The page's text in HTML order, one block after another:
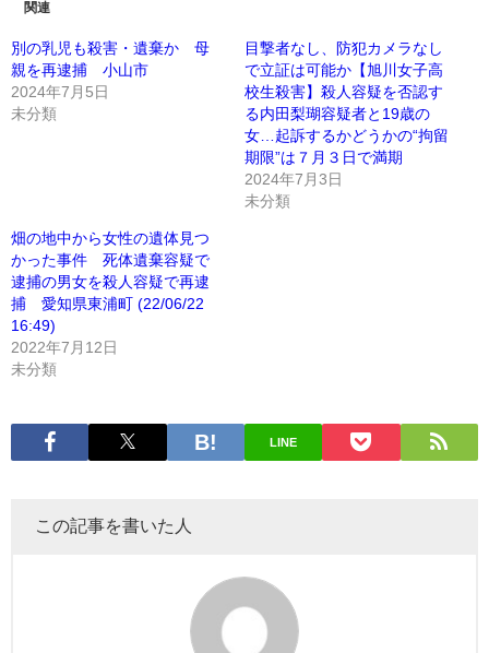
関連
別の乳児も殺害・遺棄か 母
親を再逮捕 小山市
2024年7月5日
未分類
目撃者なし、防犯カメラなし
で立証は可能か【旭川女子高
校生殺害】殺人容疑を否認す
る内田梨瑚容疑者と19歳の
女…起訴するかどうかの“拘留
期限”は７月３日で満期
2024年7月3日
未分類
畑の地中から女性の遺体見つ
かった事件 死体遺棄容疑で
逮捕の男女を殺人容疑で再逮
捕 愛知県東浦町 (22/06/22
16:49)
2022年7月12日
未分類
LINE
この記事を書いた人